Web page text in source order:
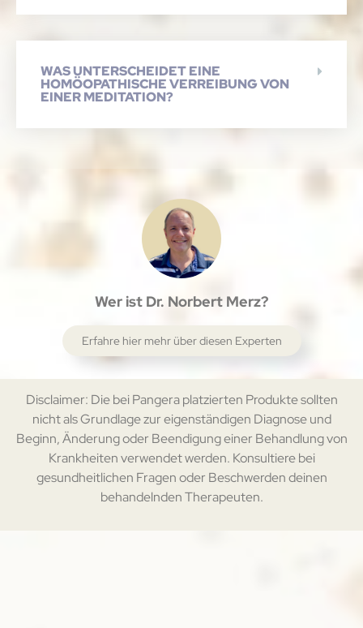
WAS UNTERSCHEIDET EINE
HOMÖOPATHISCHE VERREIBUNG VON
EINER MEDITATION?
Wer ist Dr. Norbert Merz?
Erfahre hier mehr über diesen Experten
Disclaimer: Die bei Pangera platzierten Produkte sollten
nicht als Grundlage zur eigenständigen Diagnose und
Beginn, Änderung oder Beendigung einer Behandlung von
Krankheiten verwendet werden. Konsultiere bei
gesundheitlichen Fragen oder Beschwerden deinen
behandelnden Therapeuten.